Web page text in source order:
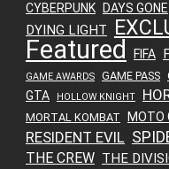
CYBERPUNK DAYS GONE
DYING LIGHT
Featured FIFA
GAME AWARDS GAME PASS
GTA HOLLOW KNIGHT
MORTAL KOMBAT MOTO
RESIDENT EVIL
THE CREW THE